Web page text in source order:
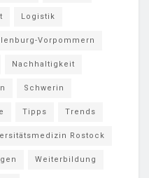
Logistik
Vorpommern
Nachhaltigkeit
Schwerin
Tipps Trends
Rostock
Weiterbildung